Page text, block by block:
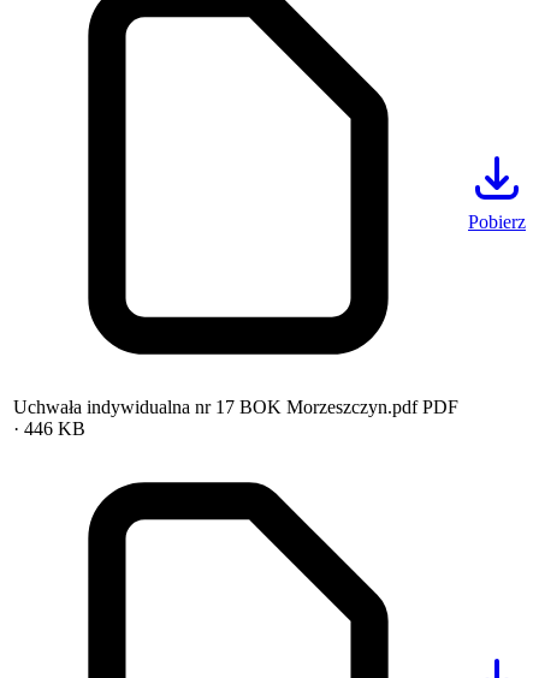
Uchwała indywidualna nr 17 BOK Morzeszczyn.pdf PDF
· 446 KB
Pobierz